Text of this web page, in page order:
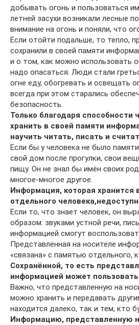
добывать огонь и пользоваться
летней засухи возникали лесные
внимание на огонь и поняли, что
Если отойти подальше, то тепло,
сохранили в своей памяти
и о том, как можно использовать
надо опасаться. Люди стали
огне еду, обогревать и освещать
всегда при этом старались
безопасность.
Только благодаря способности
хранить в своей памяти
научить читать, писать и
Если бы у человека не было
свой дом после прогулки, свои
пищу. Он не знал бы имён своих
многое-многое другое.
Информация, которая хранится
отдельного человека,
Если то, что знает человек, он
образом: звуками устной речи,
информацией смогут
Представленная на носителе
«связана» с памятью отдельного,
Сохранённой, то есть
информацией может
Важно, что представленную на
можно хранить и передавать
находится далеко, так и тем, кто
Информацию, представленную